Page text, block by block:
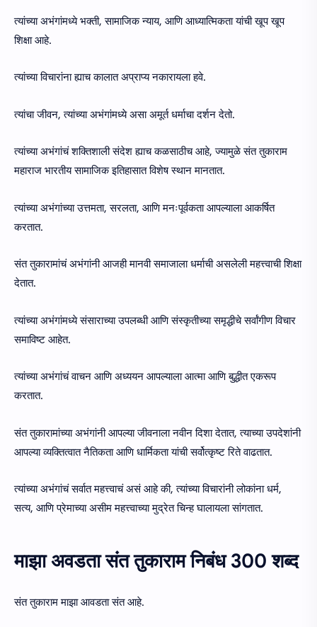
त्यांच्या अभंगांमध्ये भक्ती, सामाजिक न्याय, आणि आध्यात्मिकता यांची खूप खूप
शिक्षा आहे.
त्यांच्या विचारांना ह्याच कालात अप्राप्य नकारायला हवे.
त्यांचा जीवन, त्यांच्या अभंगांमध्ये असा अमूर्त धर्माचा दर्शन देतो.
त्यांच्या अभंगांचं शक्तिशाली संदेश ह्याच कळसाठीच आहे, ज्यामुळे संत तुकाराम
महाराज भारतीय सामाजिक इतिहासात विशेष स्थान मानतात.
त्यांच्या अभंगांच्या उत्तमता, सरलता, आणि मनःपूर्वकता आपल्याला आकर्षित
करतात.
संत तुकारामांचं अभंगांनी आजही मानवी समाजाला धर्माची असलेली महत्त्वाची शिक्षा
देतात.
त्यांच्या अभंगांमध्ये संसाराच्या उपलब्धी आणि संस्कृतीच्या समृद्धीचे सर्वांगीण विचार
समाविष्ट आहेत.
त्यांच्या अभंगांचं वाचन आणि अध्ययन आपल्याला आत्मा आणि बुद्धीत एकरूप
करतात.
संत तुकारामांच्या अभंगांनी आपल्या जीवनाला नवीन दिशा देतात, त्याच्या उपदेशांनी
आपल्या व्यक्तित्वात नैतिकता आणि धार्मिकता यांची सर्वोत्कृष्ट रिते वाढतात.
त्यांच्या अभंगांचं सर्वात महत्त्वाचं असं आहे की, त्यांच्या विचारांनी लोकांना धर्म,
सत्य, आणि प्रेमाच्या असीम महत्त्वाच्या मुद्रेत चिन्ह घालायला सांगतात.
माझा अवडता संत तुकाराम निबंध 300 शब्द
संत तुकाराम माझा आवडता संत आहे.